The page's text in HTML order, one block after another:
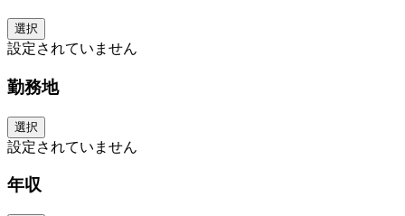
選択
設定されていません
勤務地
選択
設定されていません
年収